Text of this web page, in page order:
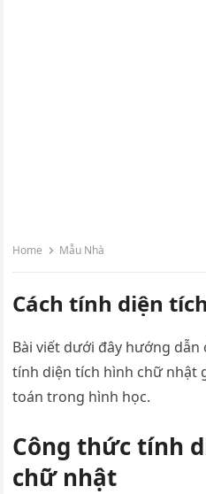
Home Mẫu Nhà
Cách tính diện
Bài viết dưới đây hướng dẫn
tính diện tích hình chữ nhật
toán trong hình học.
Công thức tính
chữ nhật